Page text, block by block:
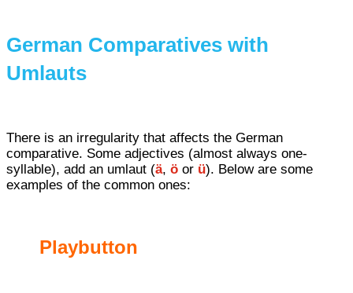
German Comparatives with
Umlauts
There is an irregularity that affects the German
comparative. Some adjectives (almost always one-
syllable), add an umlaut (ä, ö or ü). Below are some
examples of the common ones:
Playbutton